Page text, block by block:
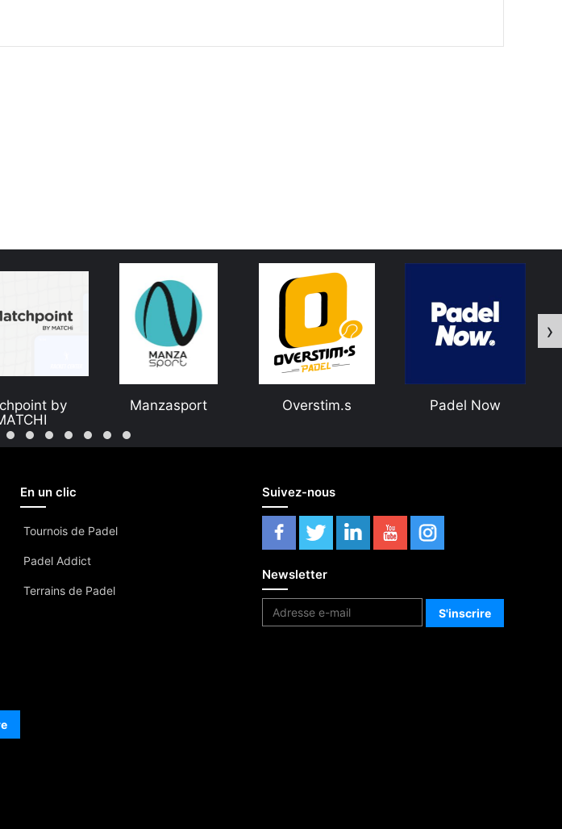
Overstim.s Padel Now
WORLD PADEL
›
En un clic
Tournois de Padel
Padel Addict
Terrains de Padel
Suivez-nous
Newsletter